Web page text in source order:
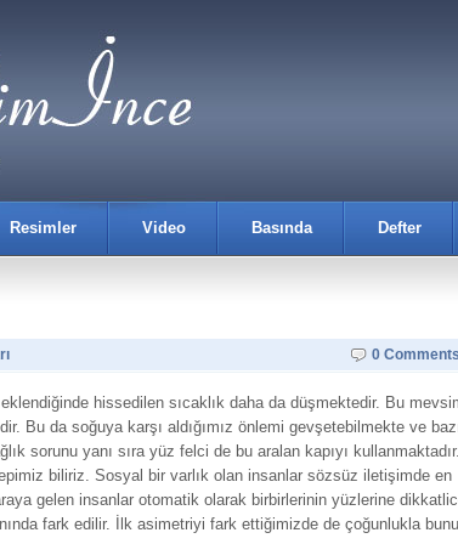
Resimler Video Basında Defter
0 Comments
hissedilen sıcaklık daha da düşmektedir. Bu
Bu da soğuya karşı aldığımız önlemi gevşetebilmekte ve
sorunu yanı sıra yüz felci de bu aralan kapıyı kullanmaktadır.
biliriz. Sosyal bir varlık olan insanlar sözsüz iletişimde en
gelen insanlar otomatik olarak birbirlerinin yüzlerine
fark edilir. İlk asimetriyi fark ettiğimizde de çoğunlukla